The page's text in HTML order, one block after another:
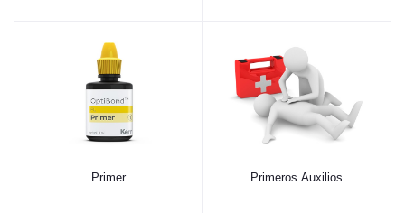
Primer Primeros Auxilios